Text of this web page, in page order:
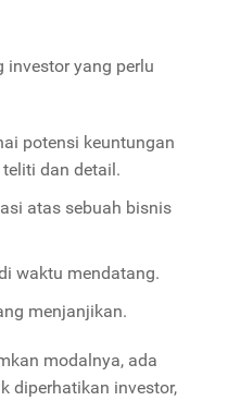
investor yang perlu
potensi keuntungan
dan detail.
atas sebuah bisnis
waktu mendatang.
menjanjikan.
modalnya, ada
diperhatikan investor,